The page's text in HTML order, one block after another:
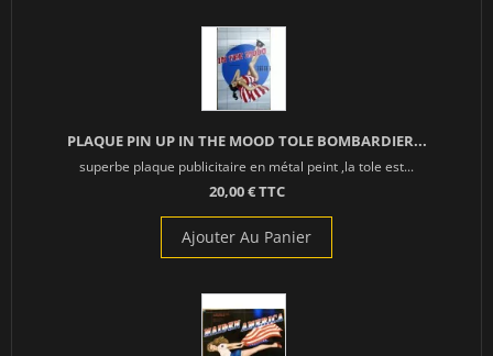
PLAQUE PIN UP IN THE MOOD TOLE BOMBARDIER...
superbe plaque publicitaire en métal peint ,la tole est...
20,00 € TTC
Ajouter Au Panier